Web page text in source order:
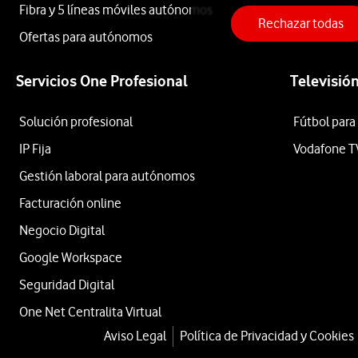
Barbacoa
eléctrica
con
ahumador
Woodfire
Fibra y 5 líneas móviles autónomos
Ofertas para autónomos
Servicios One Profesional
Solución profesional
IP Fija
Gestión laboral para autónomos
Facturación online
Negocio Digital
Google Workspace
Seguridad Digital
One Net Centralita Virtual
Televisión
Fútbol
Vodafone
Aviso Legal Política de Privacidad y Cookies
Rechazar todas